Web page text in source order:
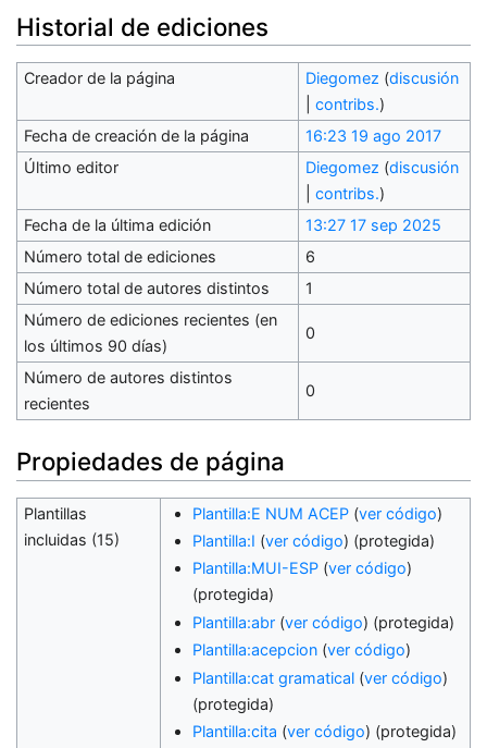
Historial de ediciones
Creador de la página Diegomez (discusión
contribs.)
Fecha de creación de la página
16:23 19 ago 2017
Último editor
Diegomez (discusión
contribs.)
Fecha de la última edición
13:27 17 sep 2025
Número total de ediciones
6
Número total de autores distintos
1
Número de ediciones recientes (en
los últimos 90 días)
0
Número de autores distintos
recientes
0
Propiedades de página
Plantillas
incluidas (15)
Plantilla:E NUM ACEP(ver código)
Plantilla:I (ver código) (protegida)
Plantilla:MUI-ESP(ver código)
(protegida)
Plantilla:abr(ver código) (protegida)
Plantilla:acepcion(ver código)
Plantilla:cat gramatical(ver código)
(protegida)
Plantilla:cita (ver código) (protegida)